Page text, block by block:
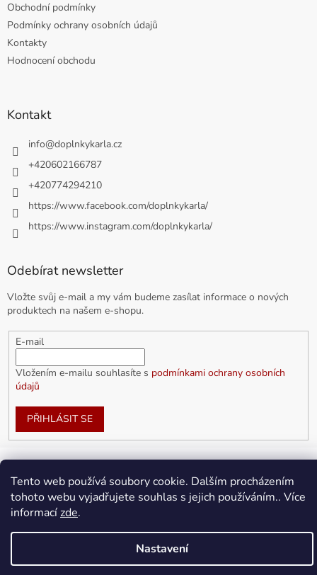
Tento web používá soubory cookie. Dalším procházením
tohoto webu vyjadřujete souhlas s jejich používáním.. Více
informacízde.
Nastavení
Obchodní podmínky
Podmínky ochrany osobních údajů
Kontakty
Hodnocení obchodu
Kontakt
info@doplnkykarla.cz
+420602166787
+420774294210
https://www.facebook.com/doplnkykarla/
https://www.instagram.com/doplnkykarla/
Odebírat newsletter
Vložte svůj e-mail a my vám budeme zasílat informace o nových
produktech na našem e-shopu.
E-mail
Vložením e-mailu souhlasíte s podmínkami ochrany osobních
údajů
PŘIHLÁSIT SE
Vytvořil Shoptet